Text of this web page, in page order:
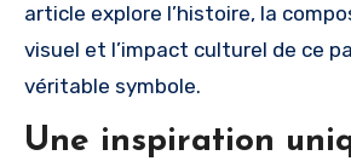
article explore l’histoire, la
visuel et l’impact culturel de ce
véritable symbole.
Une inspiration